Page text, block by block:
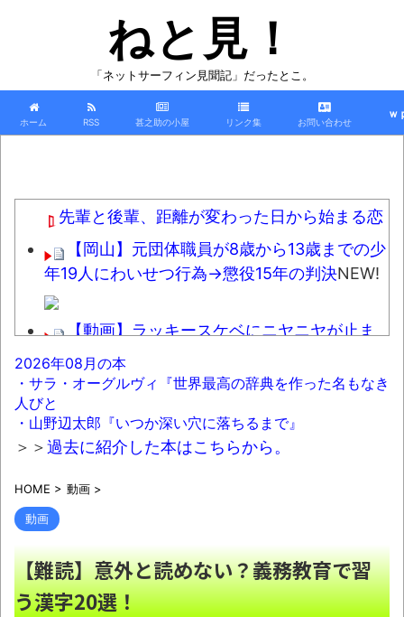
ねと見！
「ネットサーフィン見聞記」だったとこ。
ホーム RSS 甚之助の小屋 リンク集 お問い合わせ
ｗ
先輩と後輩、距離が変わった日から始まる恋
【岡山】元団体職員が8歳から13歳までの少
年19人にわいせつ行為→懲役15年の判決NEW!
【動画】ラッキースケベにニヤニヤが止ま
らない男ｗｗｗｗｗ
【放送事故】フジテレビ、女子大生を大量
投入して闇深エロ番組ｗｗｗｗ
「いったい何があった…」8月7日に“重大告
ぎるｗｗ
行ったら数日おきにこれ出せと言われた。人権
侵害でしょこれ」NEW!
【動画】移民受け入れ派のパヨおば、自分
2026年08月の本
・サラ・オーグルヴィ『世界最高の辞典を作った名もなき
人びと
・山野辺太郎『いつか深い穴に落ちるまで』
＞＞過去に紹介した本はこちらから。
HOME > 動画 >
動画
【難読】意外と読めない？義務教育で習
う漢字20選！